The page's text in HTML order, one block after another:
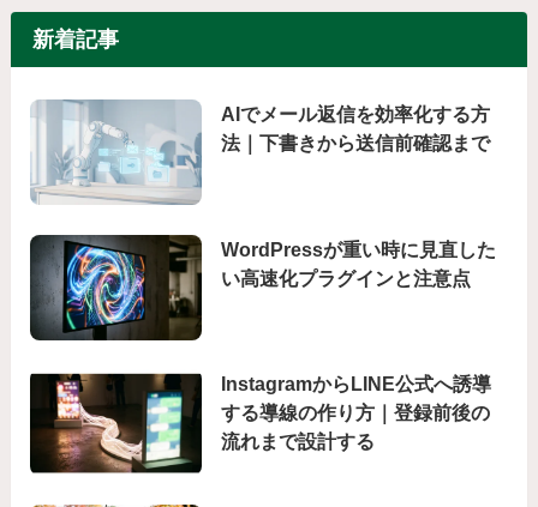
新着記事
AIでメール返信を効率化する方
法｜下書きから送信前確認まで
WordPressが重い時に見直した
い高速化プラグインと注意点
InstagramからLINE公式へ誘導
する導線の作り方｜登録前後の
流れまで設計する